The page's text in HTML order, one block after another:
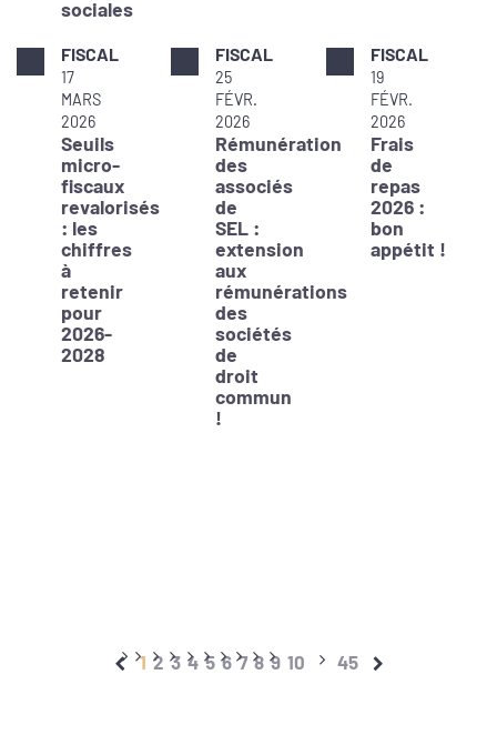
sociales
FISCAL
17
MARS
2026
Seuils
micro-
fiscaux
revalorisés
: les
chiffres
à
retenir
pour
2026-
2028
FISCAL
25
FÉVR.
2026
Rémunération
des
associés
de
SEL :
extension
aux
rémunérations
des
sociétés
de
droit
commun
!
FISCAL
19
FÉVR.
2026
Frais
de
repas
2026 :
bon
appétit !
1 2 3 4 5 6 7 8 9 10 45